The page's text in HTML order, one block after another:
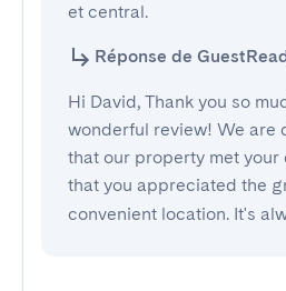
et central.
Réponse de
Hi David, Thank you so
wonderful review! We are
that our property met your
that you appreciated the
convenient location. It's